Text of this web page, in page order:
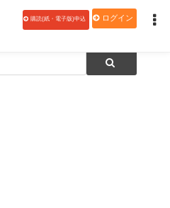
購読(紙・電子版)申込 ログイン